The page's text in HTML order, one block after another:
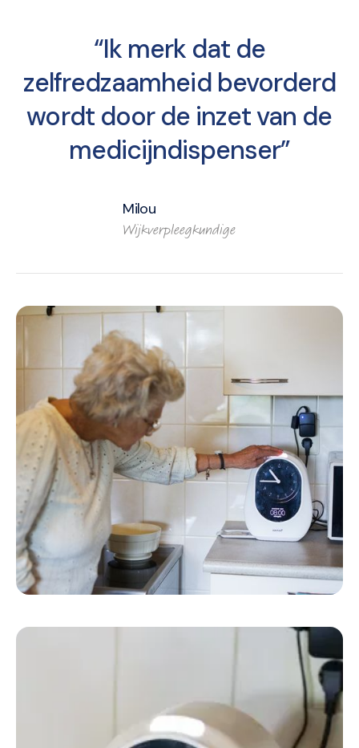
“Ik merk dat de
zelfredzaamheid bevorderd
wordt door de inzet van de
medicijndispenser”
Milou
Wijkverpleegkundige